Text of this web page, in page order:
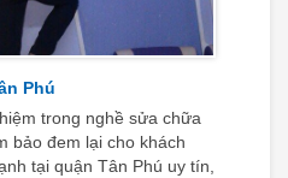
Phú
trong nghề sửa chữa
bảo đem lại cho khách
tại quận Tân Phú uy tín,